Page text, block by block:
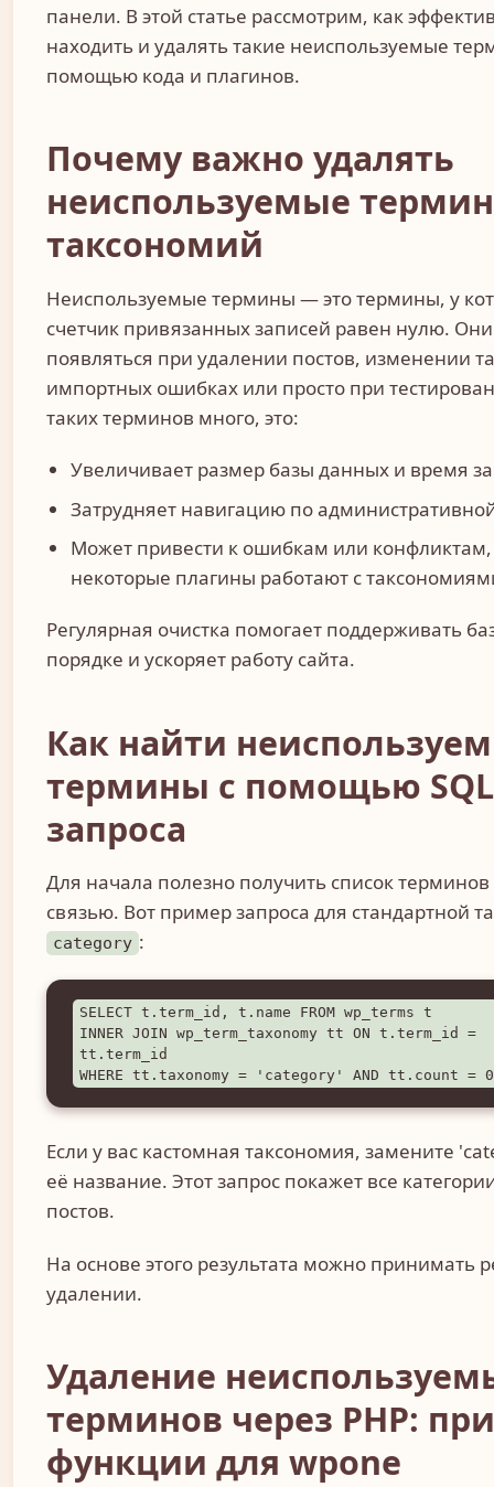
панели. В этой статье рассмотрим, как
находить и удалять такие неиспользуемые
помощью кода и плагинов.
Почему важно удалять
неиспользуемые
таксономий
Неиспользуемые термины — это термины, у
счетчик привязанных записей равен нулю. Они
появляться при удалении постов, изменении
импортных ошибках или просто при
таких терминов много, это:
Увеличивает размер базы данных и время
Затрудняет навигацию по
Может привести к ошибкам или конфликтам,
некоторые плагины работают с
Регулярная очистка помогает поддерживать
порядке и ускоряет работу сайта.
Как найти
термины с помощью
запроса
Для начала полезно получить список терминов
связью. Вот пример запроса для стандартной
category :
SELECT t.term_id, t.name FROM wp_terms t
INNER JOIN wp_term_taxonomy tt ON t.term_id =
tt.term_id
WHERE tt.taxonomy = 'category' AND tt.count =
Если у вас кастомная таксономия, замените
её название. Этот запрос покажет все
постов.
На основе этого результата можно принимать
удалении.
Удаление
терминов через PHP:
функции для wpone